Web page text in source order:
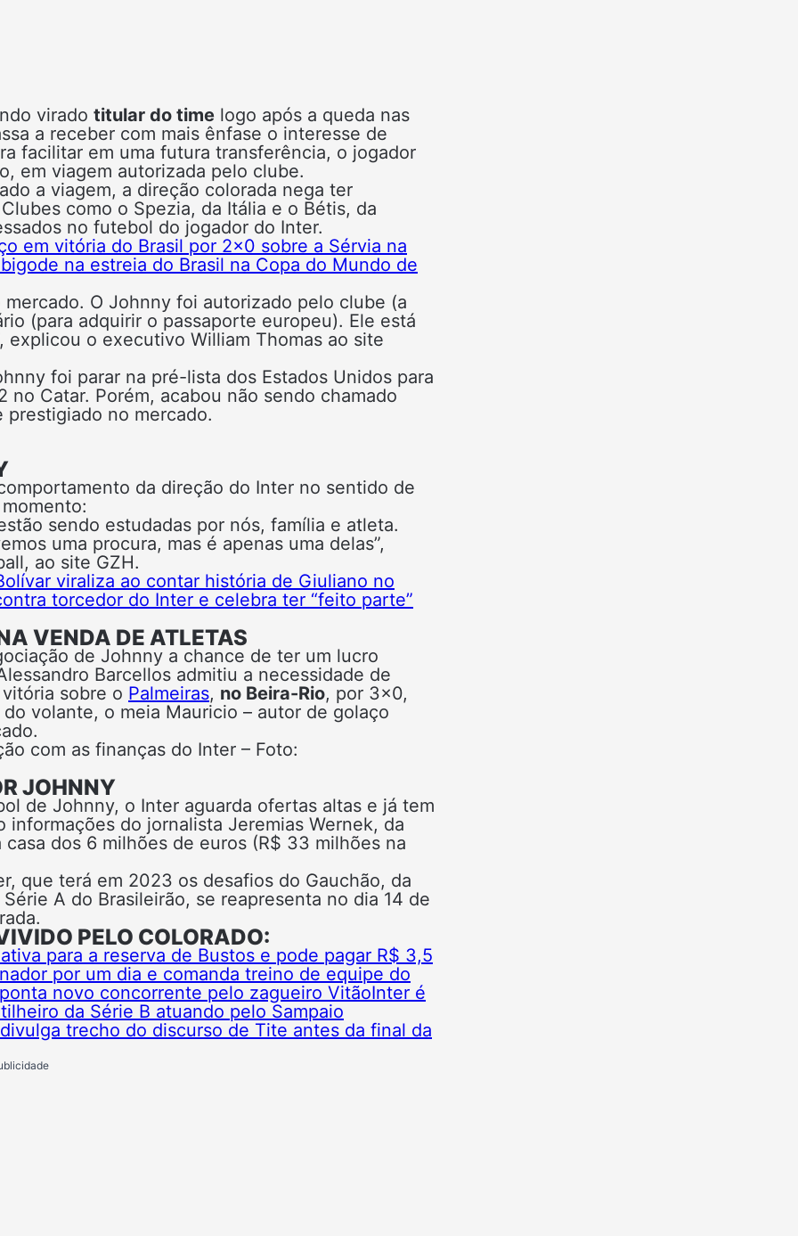
virado titular do time logo após a queda nas
a receber com mais ênfase o interesse de
facilitar em uma futura transferência, o jogador
em viagem autorizada pelo clube.
a viagem, a direção colorada nega ter
como o Spezia, da Itália e o Bétis, da
no futebol do jogador do Inter.
em vitória do Brasil por 2×0 sobre a Sérvia na
na estreia do Brasil na Copa do Mundo de
O Johnny foi autorizado pelo clube (a
(para adquirir o passaporte europeu). Ele está
explicou o executivo William Thomas ao site
foi parar na pré-lista dos Estados Unidos para
Catar. Porém, acabou não sendo chamado
prestigiado no mercado.
da direção do Inter no sentido de
sendo estudadas por nós, família e atleta.
uma procura, mas é apenas uma delas”,
ao site GZH.
viraliza ao contar história de Giuliano no
torcedor do Inter e celebra ter “feito parte”
VENDA DE ATLETAS
de Johnny a chance de ter um lucro
Barcellos admitiu a necessidade de
sobre o Palmeiras, no Beira-Rio, por 3×0,
volante, o meia Mauricio – autor de golaço
com as finanças do Inter – Foto:
JOHNNY
de Johnny, o Inter aguarda ofertas altas e já tem
do jornalista Jeremias Wernek, da
dos 6 milhões de euros (R$ 33 milhões na
que terá em 2023 os desafios do Gauchão, da
A do Brasileirão, se reapresenta no dia 14 de
PELO COLORADO:
para a reserva de Bustos e pode pagar R$ 3,5
por um dia e comanda treino de equipe do
novo concorrente pelo zagueiro VitãoInter é
da Série B atuando pelo Sampaio
trecho do discurso de Tite antes da final da